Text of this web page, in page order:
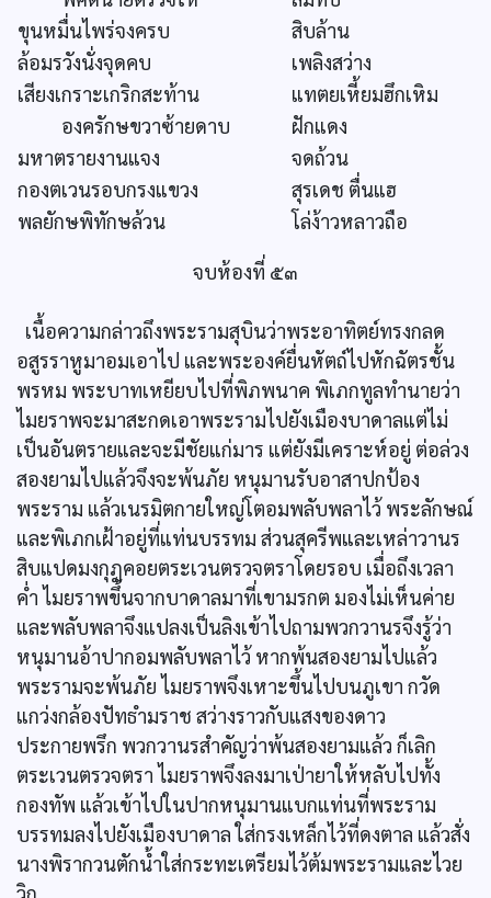
ขุนหมื่นไพร่จงครบ
สิบล้าน
ล้อมรวังนั่งจุดคบ
เพลิงสว่าง
เสียงเกราะเกริกสะท้าน
แทตยเหี้ยมฮึกเหิม
องครักษขวาซ้ายดาบ
ฝักแดง
มหาตรายงานแจง
จดถ้วน
กองตเวนรอบกรงแขวง
สุรเดช ตื่นแฮ
พลยักษพิทักษล้วน
โล่ง้าวหลาวถือ
จบห้องที่ ๕๓
เนื้อความกล่าวถึงพระรามสุบินว่าพระอาทิตย์ทรงกลด
อสูรราหูมาอมเอาไป และพระองค์ยื่นหัตถ์ไปหักฉัตรชั้น
พรหม พระบาทเหยียบไปที่พิภพนาค พิเภกทูลทำนายว่า
ไมยราพจะมาสะกดเอาพระรามไปยังเมืองบาดาลแต่ไม่
เป็นอันตรายและจะมีชัยแก่มาร แต่ยังมีเคราะห์อยู่ ต่อล่วง
สองยามไปแล้วจึงจะพ้นภัย หนุมานรับอาสาปกป้อง
พระราม แล้วเนรมิตกายใหญ่โตอมพลับพลาไว้ พระลักษณ์
และพิเภกเฝ้าอยู่ที่แท่นบรรทม ส่วนสุครีพและเหล่าวานร
สิบแปดมงกุฎคอยตระเวนตรวจตราโดยรอบ เมื่อถึงเวลา
ค่ำ ไมยราพขึ้นจากบาดาลมาที่เขามรกต มองไม่เห็นค่าย
และพลับพลาจึงแปลงเป็นลิงเข้าไปถามพวกวานรจึงรู้ว่า
หนุมานอ้าปากอมพลับพลาไว้ หากพ้นสองยามไปแล้ว
พระรามจะพ้นภัย ไมยราพจึงเหาะขึ้นไปบนภูเขา กวัด
แกว่งกล้องปัทธำมราช สว่างราวกับแสงของดาว
ประกายพรึก พวกวานรสำคัญว่าพ้นสองยามแล้ว ก็เลิก
ตระเวนตรวจตรา ไมยราพจึงลงมาเป่ายาให้หลับไปทั้ง
กองทัพ แล้วเข้าไปในปากหนุมานแบกแท่นที่พระราม
บรรทมลงไปยังเมืองบาดาล ใส่กรงเหล็กไว้ที่ดงตาล แล้วสั่ง
นางพิรากวนตักน้ำใส่กระทะเตรียมไว้ต้มพระรามและไวย